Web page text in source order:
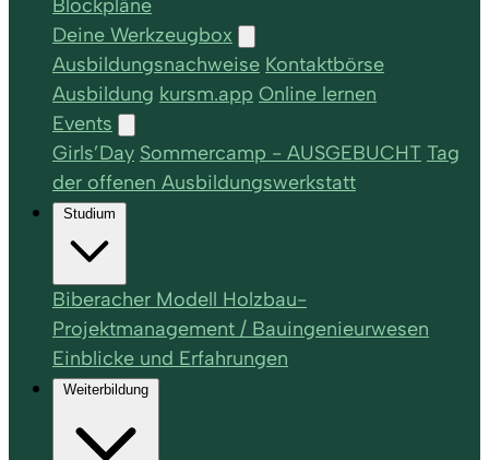
Blockpläne
Deine Werkzeugbox
Ausbildungsnachweise Kontaktbörse
Ausbildung kursm.app Online lernen
Events
Girls’Day Sommercamp - AUSGEBUCHT Tag
der offenen Ausbildungswerkstatt
Studium
Biberacher Modell Holzbau-
Projektmanagement / Bauingenieurwesen
Einblicke und Erfahrungen
Weiterbildung